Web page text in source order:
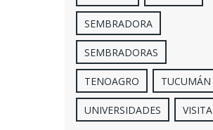
SEMBRADORA
SEMBRADORAS
TENOAGRO TUCUMÁN
UNIVERSIDADES VISITA